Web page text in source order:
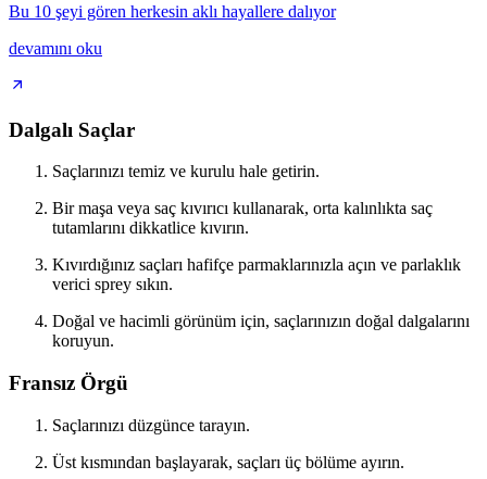
Bu 10 şeyi gören herkesin aklı hayallere dalıyor
devamını oku
Dalgalı Saçlar
Saçlarınızı temiz ve kurulu hale getirin.
Bir maşa veya saç kıvırıcı kullanarak, orta kalınlıkta saç
tutamlarını dikkatlice kıvırın.
Kıvırdığınız saçları hafifçe parmaklarınızla açın ve parlaklık
verici sprey sıkın.
Doğal ve hacimli görünüm için, saçlarınızın doğal dalgalarını
koruyun.
Fransız Örgü
Saçlarınızı düzgünce tarayın.
Üst kısmından başlayarak, saçları üç bölüme ayırın.